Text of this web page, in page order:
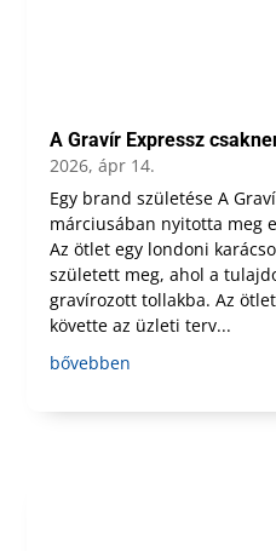
A Gravír Expressz
2026, ápr 14.
Egy brand születése A
márciusában nyitotta meg
Az ötlet egy londoni
született meg, ahol a
gravírozott tollakba. Az
követte az üzleti terv...
bővebben